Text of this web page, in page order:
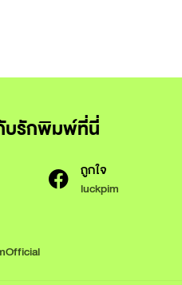
บรักพิมพ์ที่นี่
ถูกใจ
luckpim